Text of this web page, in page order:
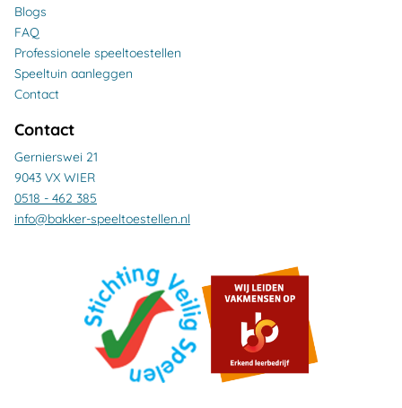
Blogs
FAQ
Professionele speeltoestellen
Speeltuin aanleggen
Contact
Contact
Gernierswei 21
9043 VX WIER
0518 - 462 385
info@bakker-speeltoestellen.nl